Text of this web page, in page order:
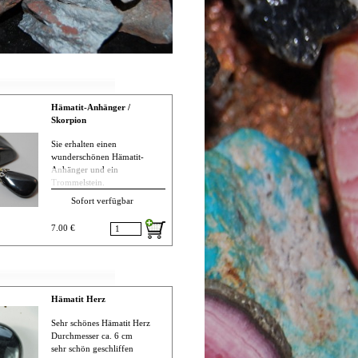
Hämatit-Anhänger /
Skorpion
Sie erhalten einen
wunderschönen Hämatit-
Anhänger und ein
Trommelstein.
Spezifikation / Bestimmung:
Name: Hämatit „Blutstein“
Farbe: grau bis schwarz,
Transparenz: Opak
Chemische Zusammensetzung:
Härte, Mohs’sche Härteskala:
5,5 – 6,5 Strichfarbe: rotbraun
Mineralart: Oxide mit Metall
Sofort verfügbar
7.00 €
Hämatit Herz
Sehr schönes Hämatit Herz
Durchmesser ca. 6 cm
sehr schön geschliffen